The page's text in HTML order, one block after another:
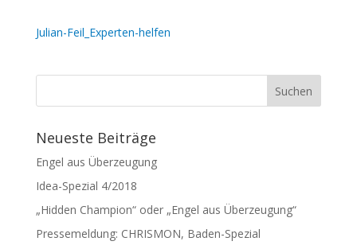
Julian-Feil_Experten-helfen
Neueste Beiträge
Engel aus Überzeugung
Idea-Spezial 4/2018
„Hidden Champion“ oder „Engel aus Überzeugung“
Pressemeldung: CHRISMON, Baden-Spezial